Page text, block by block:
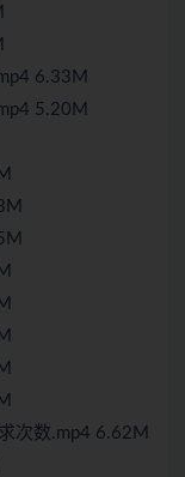
6.33M
5.20M
次数.mp4 6.62M